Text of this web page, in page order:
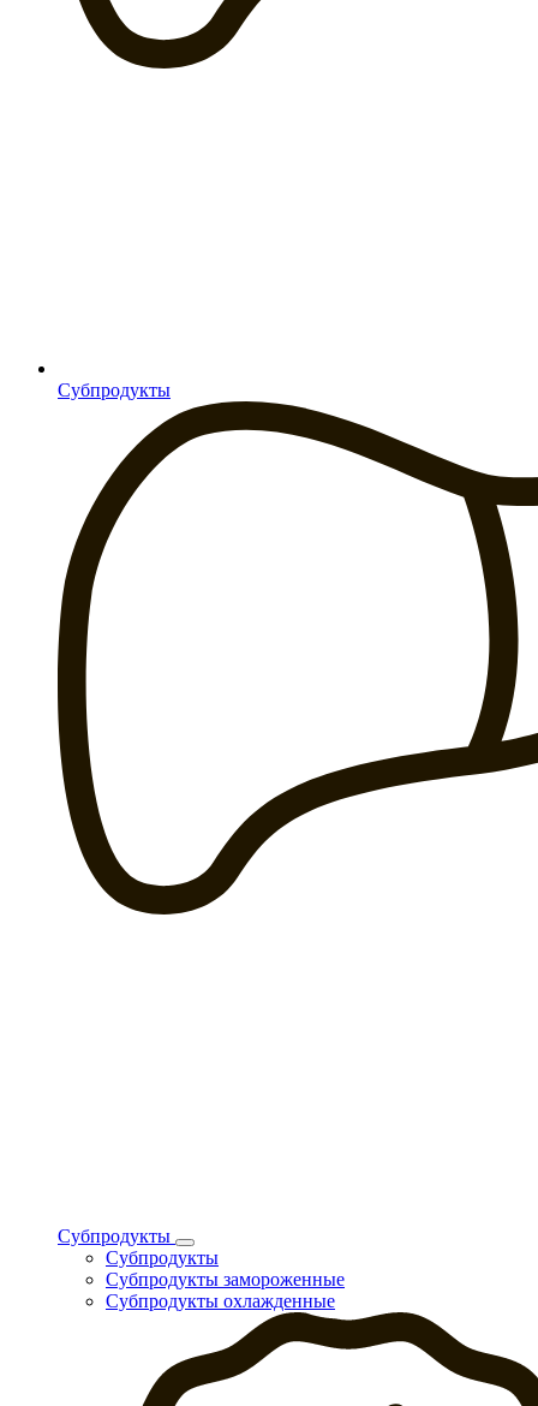
Субпродукты
Субпродукты
Субпродукты
Субпродукты замороженные
Субпродукты охлажденные